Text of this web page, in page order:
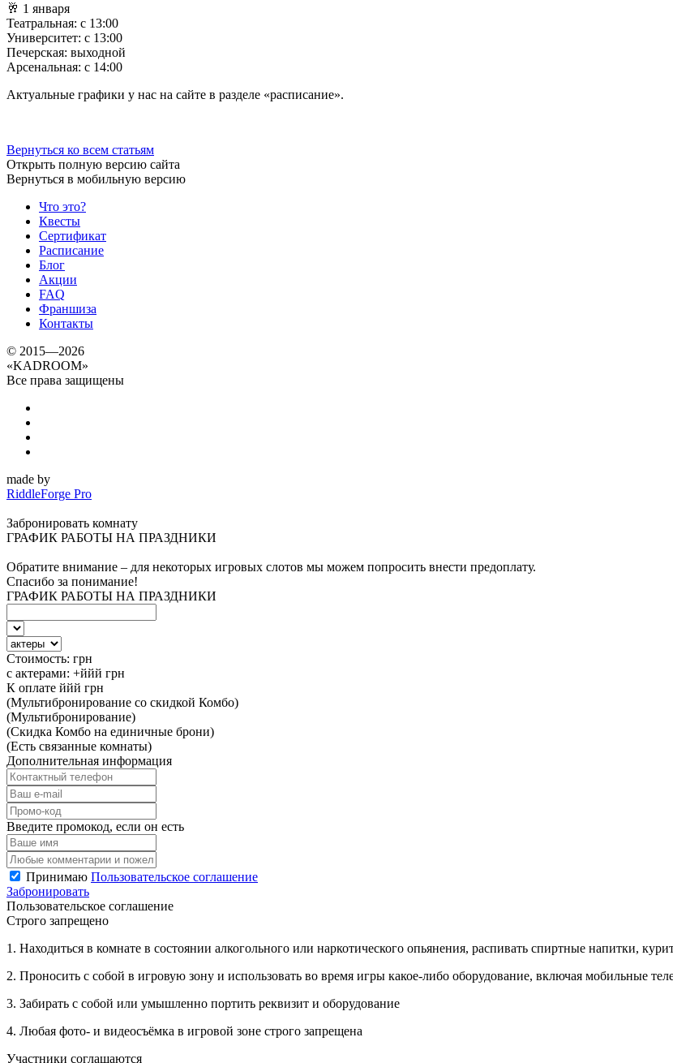
🥂 1 января
Театральная: с 13:00
Университет: с 13:00
Печерская: выходной
Арсенальная: с 14:00
Актуальные графики у нас на сайте в разделе «расписание».
Вернуться ко всем статьям
Открыть полную версию сайта
Вернуться в мобильную версию
Что это?
Квесты
Сертификат
Расписание
Блог
Акции
FAQ
Франшиза
Контакты
© 2015—2026
«KADROOM»
Все права защищены
made by
RiddleForge Pro
Забронировать комнату
ГРАФИК РАБОТЫ НА ПРАЗДНИКИ
Обратите внимание – для некоторых игровых слотов мы можем попросить внести предоплату.
Спасибо за понимание!
ГРАФИК РАБОТЫ НА ПРАЗДНИКИ
Стоимость: грн
с актерами: +ййй грн
К оплате ййй грн
(Мультибронирование со скидкой Комбо)
(Мультибронирование)
(Скидка Комбо на единичные брони)
(Есть связанные комнаты)
Дополнительная информация
Введите промокод, если он есть
Принимаю Пользовательское соглашение
Забронировать
Пользовательское соглашение
Строго запрещено
1. Находиться в комнате в состоянии алкогольного или наркотического опьянения, распивать спиртные напитки,
2. Проносить с собой в игровую зону и использовать во время игры какое-либо оборудование, включая мобильные
3. Забирать с собой или умышленно портить реквизит и оборудование
4. Любая фото- и видеосъёмка в игровой зоне строго запрещена
Участники соглашаются